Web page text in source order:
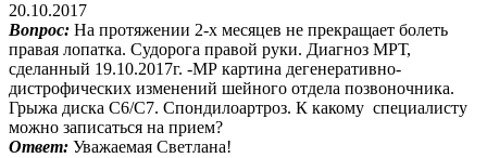
20.10.2017
Вопрос: На протяжении 2-х месяцев не прекращает болеть
правая лопатка. Судорога правой руки. Диагноз МРТ,
сделанный 19.10.2017г. -МР картина дегенеративно-
дистрофических изменений шейного отдела позвоночника.
Грыжа диска С6/С7. Спондилоартроз. К какому специалисту
можно записаться на прием?
Ответ: Уважаемая Светлана!